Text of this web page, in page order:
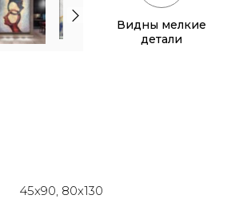
Видны мелкие
детали
45x90, 80x130